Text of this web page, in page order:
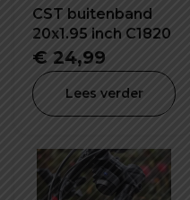
CST buitenband
20x1.95 inch C1820
€ 24,99
Lees verder